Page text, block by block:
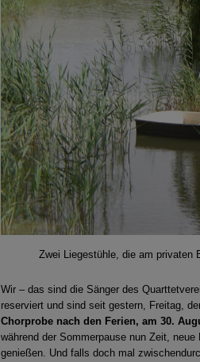
Zwei Liegestühle, die am privaten
Wir – das sind die Sänger des
reserviert und sind seit gestern, Freitag,
Chorprobe nach den Ferien, am 30.
während der Sommerpause nun Zeit,
genießen. Und falls doch mal